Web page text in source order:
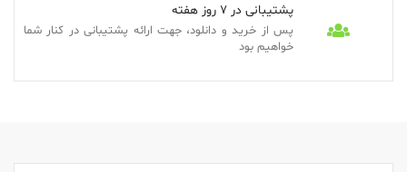
پشتیبانی در 7 روز هفته
پس از خرید و دانلود، جهت ارائه پشتیبانی در کنار شما
خواهیم بود